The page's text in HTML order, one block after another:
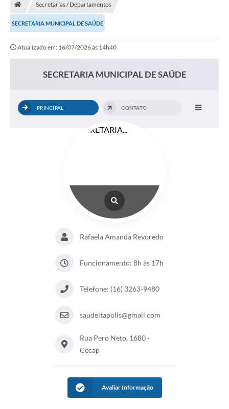
Secretarias
Serviços Online
Editais
Planos de Tecnologia da Informação e Comunicação
Itinerário do Transporte Público de Itápolis
Água de Qualidade
Gasoduto (Gás Natural)
Secretarias / Departamentos
SECRETARIA MUNICIPAL DE SAÚDE
Atualizado em: 16/07/2026 às 14h40
SECRETARIA MUNICIPAL DE SAÚDE
PRINCIPAL CONTATO
Rafaela Amanda Revoredo
Funcionamento: 8h às 17h
Telefone: (16) 3263-9480
saudeitapolis@gmail.com
Rua Pero Neto, 1680 -
Cecap
Avaliar Informação